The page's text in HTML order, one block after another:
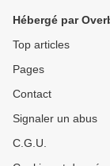
Hébergé par
Top articles
Pages
Contact
Signaler un abus
C.G.U.